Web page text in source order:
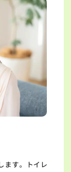
ます。トイレ